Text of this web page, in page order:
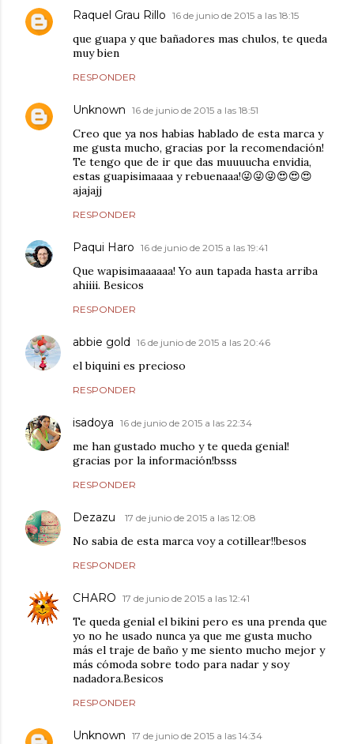
Raquel Grau Rillo 16 de junio de 2015 a las 18:15
que guapa y que bañadores mas chulos, te queda
muy bien
RESPONDER
Unknown 16 de junio de 2015 a las 18:51
Creo que ya nos habias hablado de esta marca y
me gusta mucho, gracias por la recomendación!
Te tengo que de ir que das muuuucha envidia,
estas guapisimaaaa y rebuenaaa!😜😜😜😍😍😍
ajajajj
RESPONDER
Paqui Haro 16 de junio de 2015 a las 19:41
Que wapisimaaaaaa! Yo aun tapada hasta arriba
ahiiii. Besicos
RESPONDER
abbie gold 16 de junio de 2015 a las 20:46
el biquini es precioso
RESPONDER
isadoya 16 de junio de 2015 a las 22:34
me han gustado mucho y te queda genial!
gracias por la información!bsss
RESPONDER
Dezazu 17 de junio de 2015 a las 12:08
No sabia de esta marca voy a cotillear!!besos
RESPONDER
CHARO 17 de junio de 2015 a las 12:41
Te queda genial el bikini pero es una prenda que
yo no he usado nunca ya que me gusta mucho
más el traje de baño y me siento mucho mejor y
más cómoda sobre todo para nadar y soy
nadadora.Besicos
RESPONDER
Unknown 17 de junio de 2015 a las 14:34